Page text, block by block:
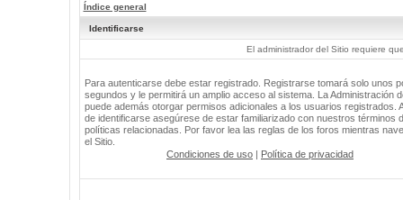
Índice general
Identificarse
El administrador del Sitio requiere
Para autenticarse debe estar registrado. Registrarse tomará solo unos
segundos y le permitirá un amplio acceso al sistema. La Administración
puede además otorgar permisos adicionales a los usuarios registrados.
de identificarse asegúrese de estar familiarizado con nuestros términos
políticas relacionadas. Por favor lea las reglas de los foros mientras
el Sitio.
Condiciones de uso | Política de privacidad